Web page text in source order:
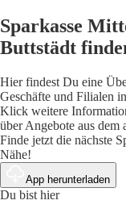
Sparkasse
Buttstädt
Hier findest Du eine
Geschäfte und Filialen
Klick weitere
über Angebote aus dem
Finde jetzt die nächste
Nähe!
App herunterladen
Du bist hier